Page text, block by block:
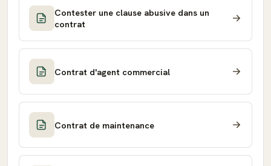
Contester une clause abusive dans un
contrat
Contrat d'agent commercial
Contrat de maintenance